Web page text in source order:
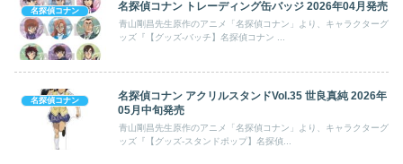
名探偵コナン 名探偵コナン トレーディング缶バッジ 2026年04月発売
青山剛昌先生原作のアニメ「名探偵コナン」より、キャラクターグ
ッズ『【グッズ-バッチ】名探偵コナン ...
名探偵コナン
名探偵コナン アクリルスタンドVol.35 世良真純 2026年
05月中旬発売
青山剛昌先生原作のアニメ「名探偵コナン」より、キャラクターグ
ッズ『【グッズ-スタンドポップ】名探偵...